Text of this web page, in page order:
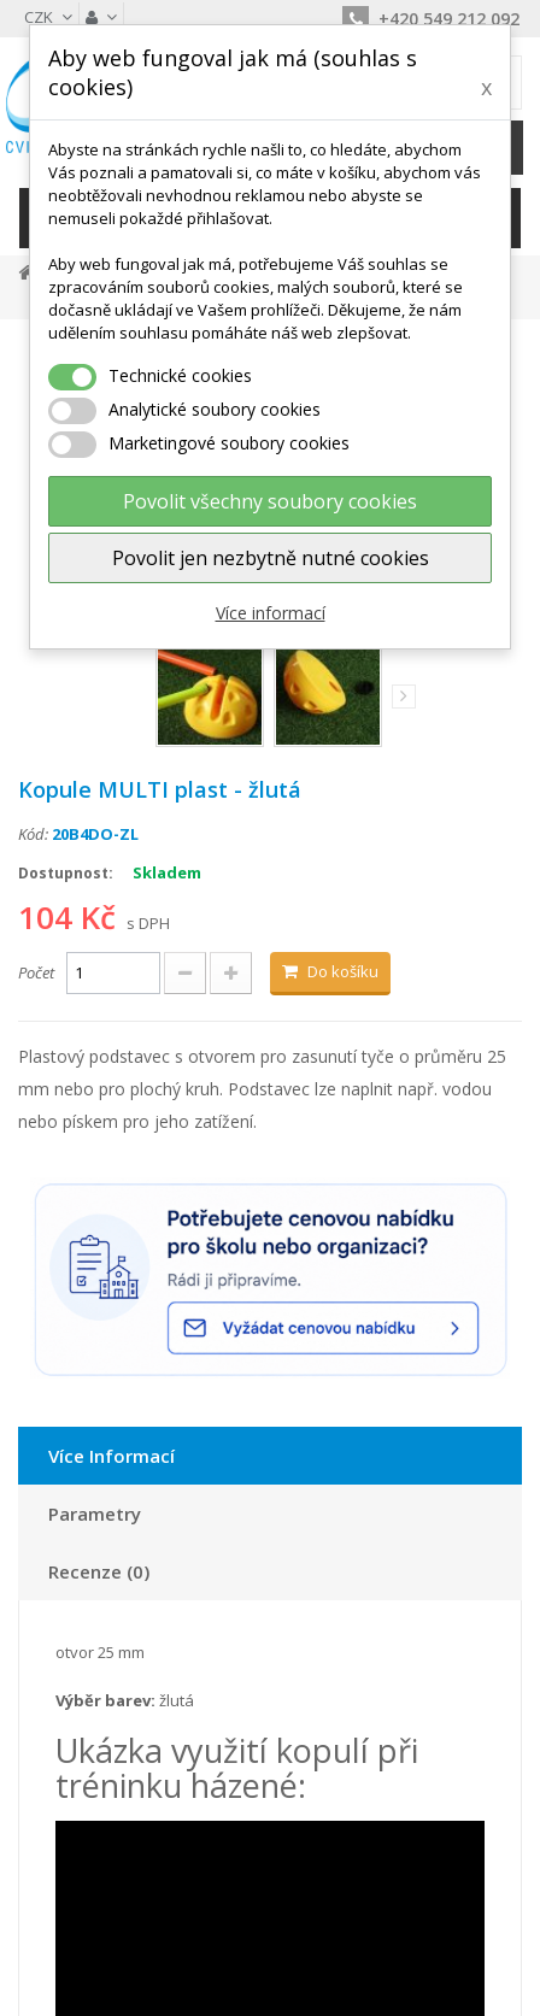
CZK +420 549 212 092
0 Kč
KATEGORIE
Tréninkové Potřeby
Kužele, Bloky, Mety
Kopule MULTI Plast - Žlutá
Zobrazit větší
Kopule MULTI plast - žlutá
Kód: 20B4DO-ZL
Dostupnost: Skladem
104 Kč s DPH
Počet Do košíku
Plastový podstavec s otvorem pro zasunutí tyče o průměru 25
mm nebo pro plochý kruh. Podstavec lze naplnit např. vodou
nebo pískem pro jeho zatížení.
Více Informací
Parametry
Recenze (0)
otvor 25 mm
Výběr barev: žlutá
Ukázka využití kopulí při
tréninku házené:
Aby web fungoval jak má (souhlas s
cookies)
x
Abyste na stránkách rychle našli to, co hledáte, abychom
Vás poznali a pamatovali si, co máte v košíku, abychom vás
neobtěžovali nevhodnou reklamou nebo abyste se
nemuseli pokaždé přihlašovat.
Aby web fungoval jak má, potřebujeme Váš souhlas se
zpracováním souborů cookies, malých souborů, které se
dočasně ukládají ve Vašem prohlížeči. Děkujeme, že nám
udělením souhlasu pomáháte náš web zlepšovat.
Technické cookies
Analytické soubory cookies
Marketingové soubory cookies
Povolit všechny soubory cookies
Povolit jen nezbytně nutné cookies
Více informací